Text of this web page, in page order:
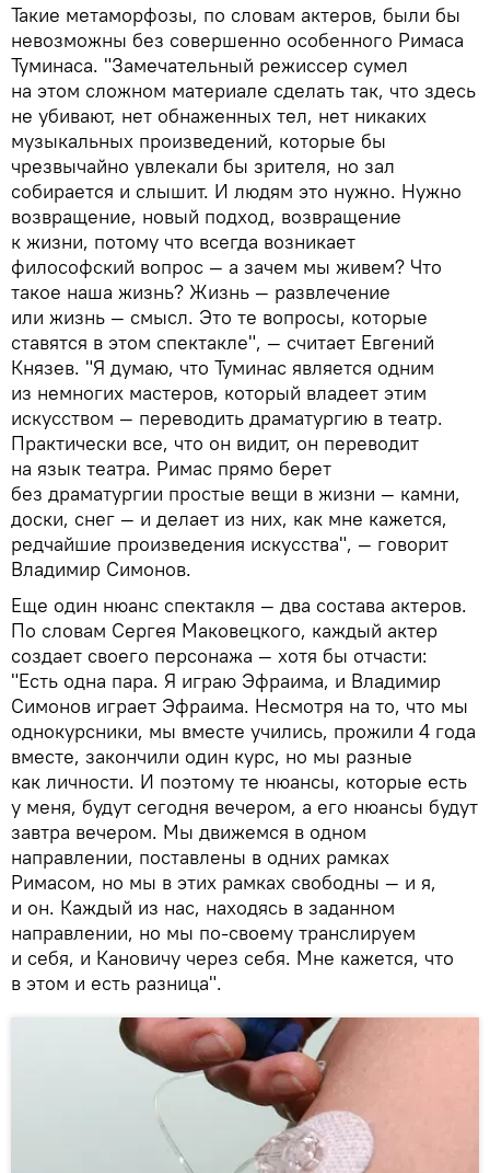
Такие метаморфозы, по словам актеров, были бы
невозможны без совершенно особенного Римаса
Туминаса. "Замечательный режиссер сумел
на этом сложном материале сделать так, что здесь
не убивают, нет обнаженных тел, нет никаких
музыкальных произведений, которые бы
чрезвычайно увлекали бы зрителя, но зал
собирается и слышит. И людям это нужно. Нужно
возвращение, новый подход, возвращение
к жизни, потому что всегда возникает
философский вопрос — а зачем мы живем? Что
такое наша жизнь? Жизнь — развлечение
или жизнь — смысл. Это те вопросы, которые
ставятся в этом спектакле", — считает Евгений
Князев. "Я думаю, что Туминас является одним
из немногих мастеров, который владеет этим
искусством — переводить драматургию в театр.
Практически все, что он видит, он переводит
на язык театра. Римас прямо берет
без драматургии простые вещи в жизни — камни,
доски, снег — и делает из них, как мне кажется,
редчайшие произведения искусства", — говорит
Владимир Симонов.
Еще один нюанс спектакля — два состава актеров.
По словам Сергея Маковецкого, каждый актер
создает своего персонажа — хотя бы отчасти:
"Есть одна пара. Я играю Эфраима, и Владимир
Симонов играет Эфраима. Несмотря на то, что мы
однокурсники, мы вместе учились, прожили 4 года
вместе, закончили один курс, но мы разные
как личности. И поэтому те нюансы, которые есть
у меня, будут сегодня вечером, а его нюансы будут
завтра вечером. Мы движемся в одном
направлении, поставлены в одних рамках
Римасом, но мы в этих рамках свободны — и я,
и он. Каждый из нас, находясь в заданном
направлении, но мы по-своему транслируем
и себя, и Кановичу через себя. Мне кажется, что
в этом и есть разница".